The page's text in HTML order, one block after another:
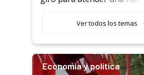
Ver todos los temas
Economía y política